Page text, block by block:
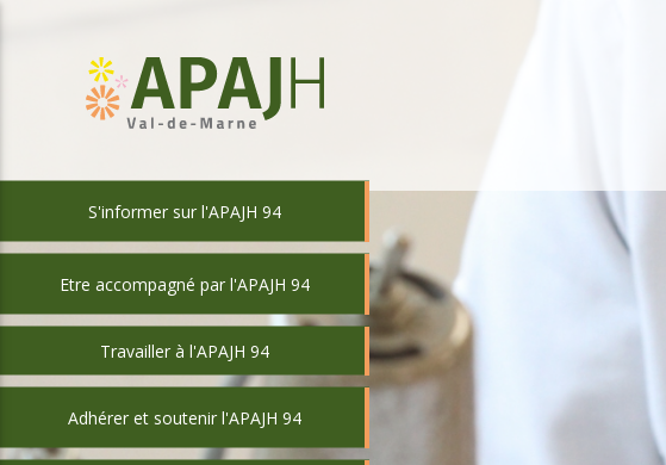
S'informer sur l'APAJH 94
Etre accompagné par l'APAJH 94
Travailler à l'APAJH 94
Adhérer et soutenir l'APAJH 94